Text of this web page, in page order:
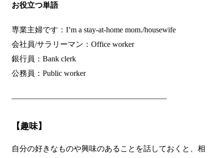
お役立つ単語
専業主婦です：I’m a stay-at-home mom./housewife
会社員/サラリーマン：Office worker
銀行員：Bank clerk
公務員：Public worker
【趣味】
自分の好きなものや興味のあることを話しておくと、相